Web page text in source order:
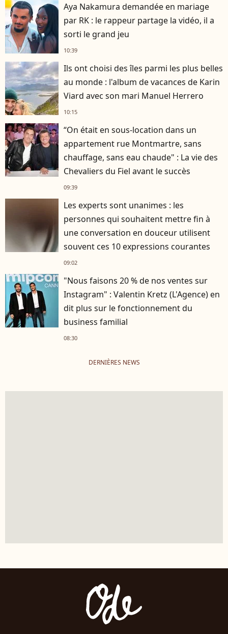
Aya Nakamura demandée en mariage
par RK : le rappeur partage la vidéo, il a
sorti le grand jeu
10:39
Ils ont choisi des îles parmi les plus belles
au monde : l'album de vacances de Karin
Viard avec son mari Manuel Herrero
10:15
“On était en sous-location dans un
appartement rue Montmartre, sans
chauffage, sans eau chaude" : La vie des
Chevaliers du Fiel avant le succès
09:39
Les experts sont unanimes : les
personnes qui souhaitent mettre fin à
une conversation en douceur utilisent
souvent ces 10 expressions courantes
09:02
"Nous faisons 20 % de nos ventes sur
Instagram" : Valentin Kretz (L'Agence) en
dit plus sur le fonctionnement du
business familial
08:30
DERNIÈRES NEWS